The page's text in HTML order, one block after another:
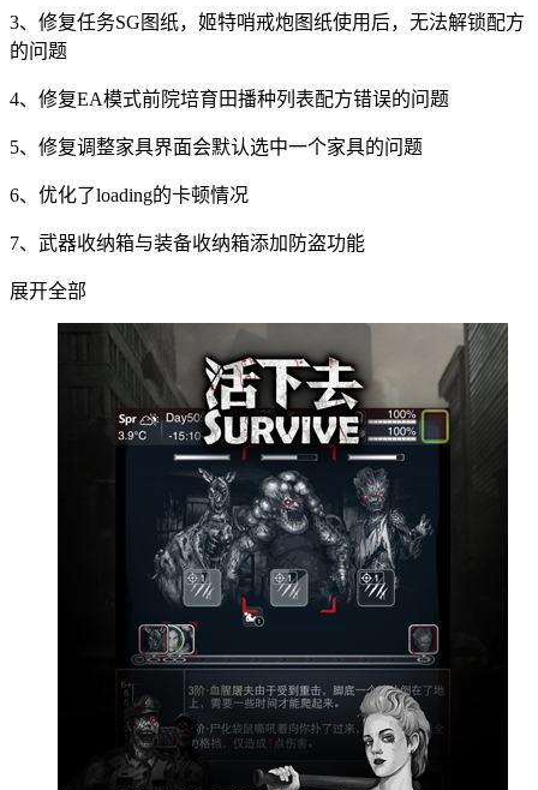
3、修复任务SG图纸，姬特哨戒炮图纸使用后，无法解锁配方
的问题
4、修复EA模式前院培育田播种列表配方错误的问题
5、修复调整家具界面会默认选中一个家具的问题
6、优化了loading的卡顿情况
7、武器收纳箱与装备收纳箱添加防盗功能
展开全部